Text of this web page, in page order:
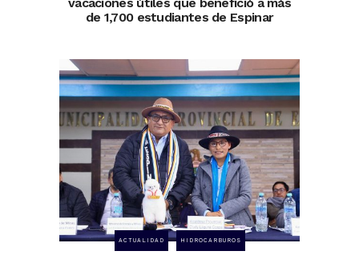
de 1,700 estudiantes de Espinar
ACTUALIDAD HIDROCARBUROS